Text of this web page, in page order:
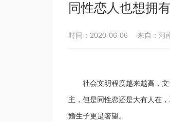
同性恋人也想拥
时间：2020-06-06 来自：河
社会文明程度越来越高，
主，但是同性恋还是大有人在
婚生子更是奢望。